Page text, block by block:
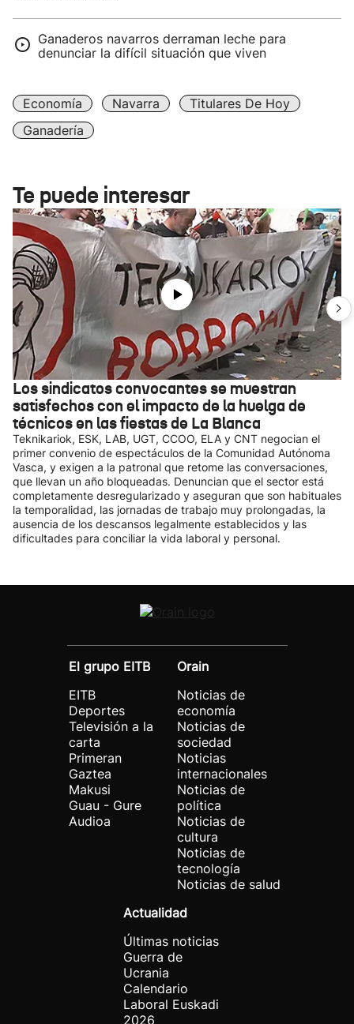
Ganaderos navarros derraman leche para
denunciar la difícil situación que viven
Economía Navarra
Titulares De Hoy
Ganadería
Te puede interesar
Los sindicatos convocantes se muestran
satisfechos con el impacto de la huelga de
técnicos en las fiestas de La Blanca
Teknikariok, ESK, LAB, UGT, CCOO, ELA y CNT negocian el
primer convenio de espectáculos de la Comunidad Autónoma
Vasca, y exigen a la patronal que retome las conversaciones,
que llevan un año bloqueadas. Denuncian que el sector está
completamente desregularizado y aseguran que son habituales
la temporalidad, las jornadas de trabajo muy prolongadas, la
ausencia de los descansos legalmente establecidos y las
dificultades para conciliar la vida laboral y personal.
El grupo EITB
EITB
Deportes
Televisión a la
carta
Primeran
Gaztea
Makusi
Guau - Gure
Audioa
Orain
Noticias de
economía
Noticias de
sociedad
Noticias
internacionales
Noticias de
política
Noticias de
cultura
Noticias de
tecnología
Noticias de salud
Actualidad
Últimas noticias
Guerra de
Ucrania
Calendario
Laboral Euskadi
2026